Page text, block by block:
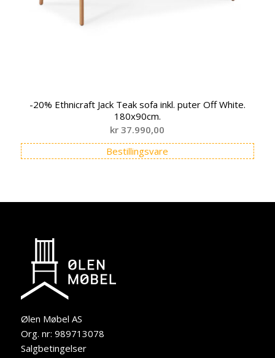
-20% Ethnicraft Jack Teak sofa inkl. puter Off White.
180x90cm.
kr 37.990,00
Bestillingsvare
Ølen Møbel AS
Org. nr: 989713078
Salgbetingelser